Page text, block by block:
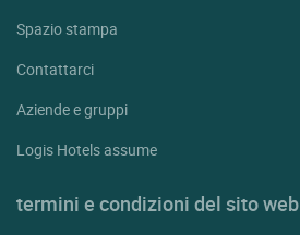
Spazio stampa
Contattarci
Aziende e gruppi
Logis Hotels assume
termini e condizioni del sito web